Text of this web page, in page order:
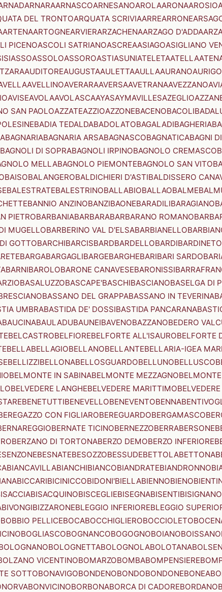
ARNARAARNASCOARNESANOAROLAARONAAROSIO
DEL TRONTOARQUATA SCRIVIAARREARRONE
ARTENAARTOGNEARVIERARZACHENAARZAGO D'ADDA
PICENOASCOLI SATRIANOASCREAASIAGOASIGLIANO
ASSOASSOLOASSOROASTIASUNIATELETAATELLA
AUDITOREAUGUSTAAULETTAAULLAAURANOAURIGO
AVELLINOAVERARAAVERSAAVETRANAAVEZZANO
AVISEAVOLAAVOLASCAAYASAYMAVILLESAZEGLIO
SAN PAOLOAZZATEAZZIOAZZONEBACENOBACOLI
BADIA TEDALDABADOLATOBAGALADIBAGHERIA
BAGNARIABAGNARIA ARSABAGNASCOBAGNATICABAGNI
BAGNOLI DI SOPRABAGNOLI IRPINOBAGNOLO CREMASCO
MELLABAGNOLO PIEMONTEBAGNOLO SAN VITO
BAISOBALANGEROBALDICHIERI D'ASTIBALDISSERO
BALESTRATEBALESTRINOBALLABIOBALLAOBALME
BANNIO ANZINOBANZIBAONEBARADILIBARAGIANO
PIETROBARBANIABARBARABARBARANO ROMANO
MUGELLOBARBERINO VAL D'ELSABARBIANELLO
GOTTOBARCHIBARCISBARDBARDELLOBARDIBARDINETO
BARGABARGAGLIBARGEBARGHEBARIBARI SARDO
BARNIBAROLOBARONE CANAVESEBARONISSI
BASALUZZOBASCAPE'BASCHIBASCIANOBASELGA DI
BASSANO DEL GRAPPABASSANO IN TEVERINA
UMBRABASTIDA DE' DOSSIBASTIDA PANCARANA
BAUCINABAULADUBAUNEIBAVENOBAZZANOBEDERO
BELCASTROBELFIOREBELFORTE ALL'ISAUROBELFORTE
BELLABELLAGIOBELLANOBELLANTEBELLARIA-IGEA
BELLIZZIBELLONABELLOSGUARDOBELLUNOBELLUSCO
BELMONTE IN SABINABELMONTE MEZZAGNO
BELVEDERE LANGHEBELVEDERE MARITTIMO
BENETUTTIBENEVELLOBENEVENTOBENNA
CON FIGLIAROBEREGUARDOBERGAMASCO
BERNATE TICINOBERNEZZOBERRABERSONE
BERZANO DI TORTONABERZO DEMOBERZO INFERIORE
BESNATEBESOZZOBESSUDEBETTOLABETTONA
BIANCAVILLABIANCHIBIANCOBIANDRATEBIANDRONNO
BICCARIBICINICCOBIDONI'BIELLABIENNOBIENO
BISACQUINOBISCEGLIEBISEGNABISENTIBISIGNANO
BIVONGIBIZZARONEBLEGGIO INFERIOREBLEGGIO
BOBBIO PELLICEBOCABOCCHIGLIEROBOCCIOLETO
BOGLIASCOBOGNANCOBOGOGNOBOIANOBOISSANO
BOLOGNETTABOLOGNOLABOLOTANA
VICENTINOBOMARZOBOMBABOMPENSIERE
SOTTOBONAVIGOBONDENOBONDOBONDONEBONEA
BONVICINOBORBONABORCA DI CADOREBORDANO